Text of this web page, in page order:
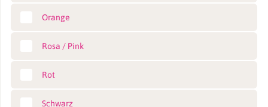
Orange
Rosa / Pink
Rot
Schwarz